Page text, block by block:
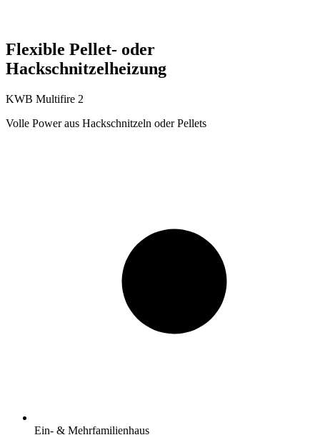
Flexible Pellet- oder
Hackschnitzelheizung
KWB Multifire 2
Volle Power aus Hackschnitzeln oder Pellets
Ein- & Mehrfamilienhaus